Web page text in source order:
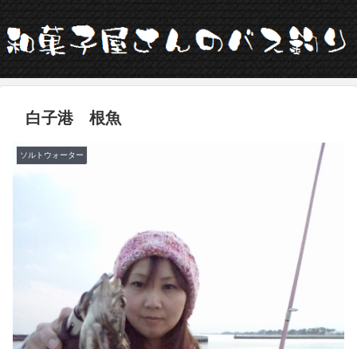
白子港 根魚
ソルトウォーター